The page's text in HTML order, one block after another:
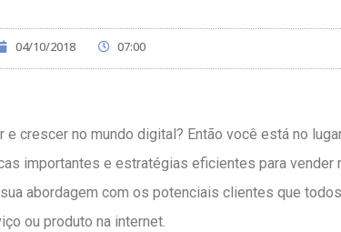
04/10/2018 07:00
e crescer no mundo digital? Então você está no
importantes e estratégias eficientes para vender
abordagem com os potenciais clientes que
ou produto na internet.